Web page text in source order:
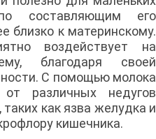
составляющим его
близко к материнскому.
воздействует на
благодаря своей
С помощью молока
различных недугов
как язва желудка и
кишечника.